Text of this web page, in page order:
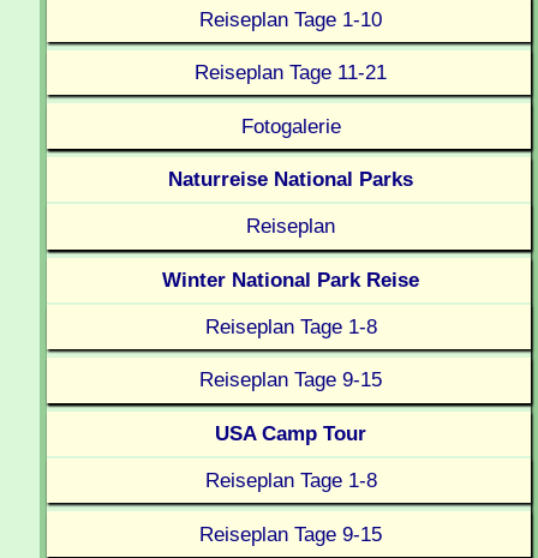
Reiseplan Tage 1-10
Reiseplan Tage 11-21
Fotogalerie
Naturreise National Parks
Reiseplan
Winter National Park Reise
Reiseplan Tage 1-8
Reiseplan Tage 9-15
USA Camp Tour
Reiseplan Tage 1-8
Reiseplan Tage 9-15